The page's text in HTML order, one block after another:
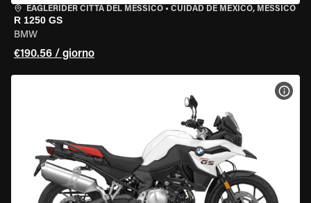
EAGLERIDER CITTÀ DEL MESSICO • CUIDAD DE MEXICO, MESSICO
R 1250 GS
BMW
€190.56 / giorno